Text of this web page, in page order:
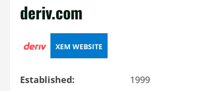
deriv.com
XEM WEBSITE
Established: 1999